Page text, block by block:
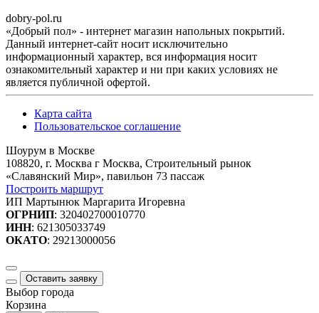
dobry-pol.ru
«Добрый пол» - интернет магазин напольных покрытий.
Данный интернет-сайт носит исключительно
информационный характер, вся информация носит
ознакомительный характер и ни при каких условиях не
является публичной офертой.
Карта сайта
Пользовательское соглашение
Шоурум в Москве
108820, г. Москва г Москва, Строительный рынок
«Славянский Мир», павильон 73 пассаж
Построить маршрут
ИП Мартынюк Маргарита Игоревна
ОГРНИП: 320402700010770
ИНН: 621305033749
ОКАТО: 29213000056
Оставить заявку
Выбор города
Корзина